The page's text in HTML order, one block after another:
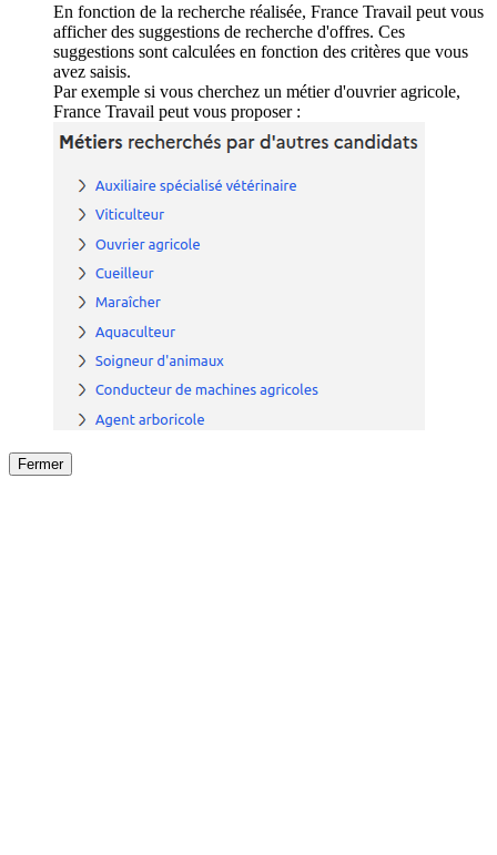
En fonction de la recherche réalisée, France Travail peut vous
afficher des suggestions de recherche d'offres. Ces
suggestions sont calculées en fonction des critères que vous
avez saisis.
Par exemple si vous cherchez un métier d'ouvrier agricole,
France Travail peut vous proposer :
Fermer